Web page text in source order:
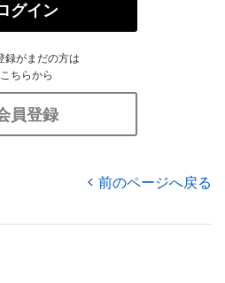
グイン
録がまだの方は
こちらから
員登録
前のページへ戻る